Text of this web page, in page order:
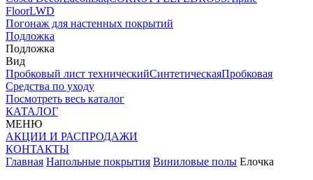
FloorLWD
Погонаж для настенных покрытий
Подложка
Подложка
Вид
Пробковый лист техническийСинтетическаяПробковая
Средства по уходу
Посмотреть весь каталог
КАТАЛОГ
МЕНЮ
АКЦИИ И РАСПРОДАЖИ
КОНТАКТЫ
Главная Напольные покрытия Виниловые полы Елочка